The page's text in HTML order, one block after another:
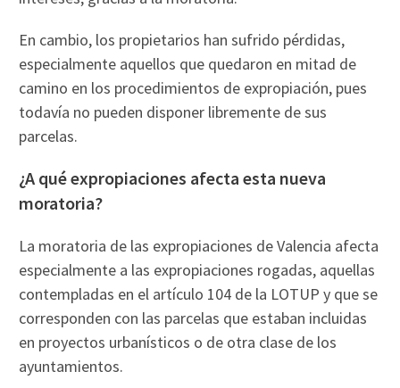
En cambio, los propietarios han sufrido pérdidas,
especialmente aquellos que quedaron en mitad de
camino en los procedimientos de expropiación, pues
todavía no pueden disponer libremente de sus
parcelas.
¿A qué expropiaciones afecta esta nueva
moratoria?
La moratoria de las expropiaciones de Valencia afecta
especialmente a las expropiaciones rogadas, aquellas
contempladas en el artículo 104 de la LOTUP y que se
corresponden con las parcelas que estaban incluidas
en proyectos urbanísticos o de otra clase de los
ayuntamientos.